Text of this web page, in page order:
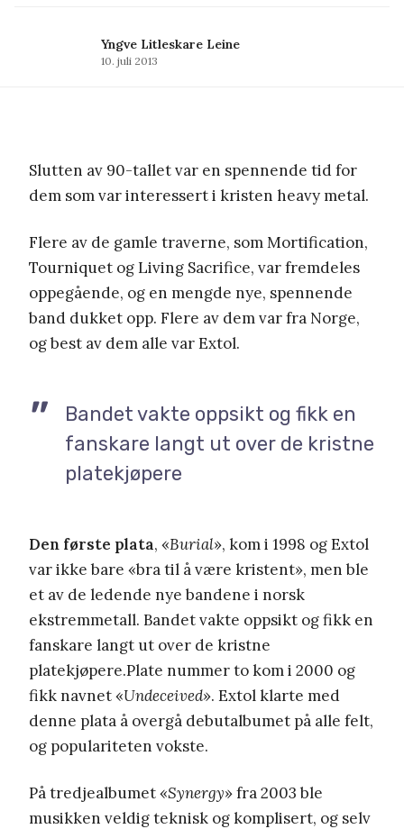
Yngve Litleskare Leine
10. juli 2013
Slutten av 90-tallet var en spennende tid for
dem som var interessert i kristen heavy metal.
Flere av de gamle traverne, som Mortification,
Tourniquet og Living Sacrifice, var fremdeles
oppegående, og en mengde nye, spennende
band dukket opp. Flere av dem var fra Norge,
og best av dem alle var Extol.
Bandet vakte oppsikt og fikk en
fanskare langt ut over de kristne
platekjøpere
Den første plata, «Burial», kom i 1998 og Extol
var ikke bare «bra til å være kristent», men ble
et av de ledende nye bandene i norsk
ekstremmetall. Bandet vakte oppsikt og fikk en
fanskare langt ut over de kristne
platekjøpere.Plate nummer to kom i 2000 og
fikk navnet «Undeceived». Extol klarte med
denne plata å overgå debutalbumet på alle felt,
og populariteten vokste.
På tredjealbumet «Synergy» fra 2003 ble
musikken veldig teknisk og komplisert, og selv